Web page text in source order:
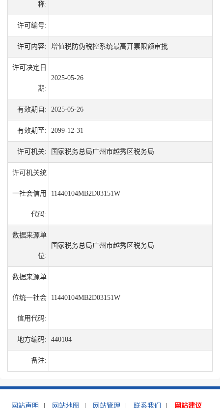
称:
许可编号:
许可内容: 增值税防伪税控系统最高开票限额审批
许可决定日
期:
2025-05-26
有效期自: 2025-05-26
有效期至: 2099-12-31
许可机关: 国家税务总局广州市越秀区税务局
许可机关统
一社会信用
代码:
11440104MB2D03151W
数据来源单
位:
国家税务总局广州市越秀区税务局
数据来源单
位统一社会
信用代码:
11440104MB2D03151W
地方编码: 440104
备注:
网站声明 网站地图 网站管理 联系我们 网站建议